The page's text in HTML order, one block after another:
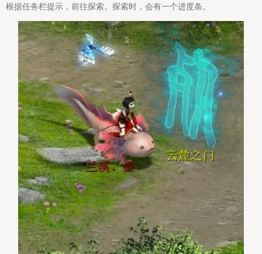
根据任务栏提示，前往探索。探索时，会有一个进度条。